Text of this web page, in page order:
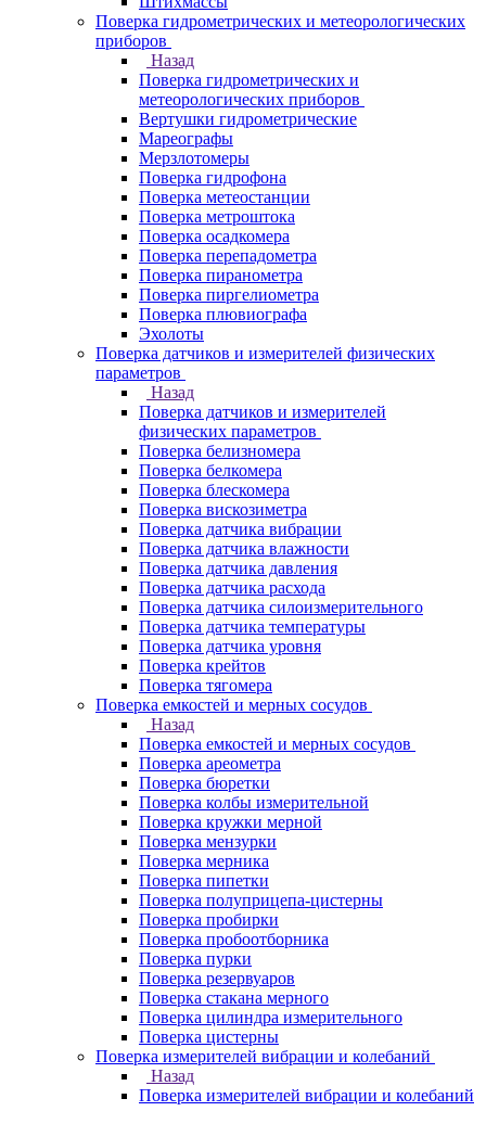
Поверка гидрометрических и метеорологических
приборов
Назад
Поверка гидрометрических и
метеорологических приборов
Вертушки гидрометрические
Мареографы
Мерзлотомеры
Поверка гидрофона
Поверка метеостанции
Поверка метроштока
Поверка осадкомера
Поверка перепадометра
Поверка пиранометра
Поверка пиргелиометра
Поверка плювиографа
Эхолоты
Поверка датчиков и измерителей физических
параметров
Назад
Поверка датчиков и измерителей
физических параметров
Поверка белизномера
Поверка белкомера
Поверка блескомера
Поверка вискозиметра
Поверка датчика вибрации
Поверка датчика влажности
Поверка датчика давления
Поверка датчика расхода
Поверка датчика силоизмерительного
Поверка датчика температуры
Поверка датчика уровня
Поверка крейтов
Поверка тягомера
Поверка емкостей и мерных сосудов
Назад
Поверка емкостей и мерных сосудов
Поверка ареометра
Поверка бюретки
Поверка колбы измерительной
Поверка кружки мерной
Поверка мензурки
Поверка мерника
Поверка пипетки
Поверка полуприцепа-цистерны
Поверка пробирки
Поверка пробоотборника
Поверка пурки
Поверка резервуаров
Поверка стакана мерного
Поверка цилиндра измерительного
Поверка цистерны
Поверка измерителей вибрации и колебаний
Назад
Поверка измерителей вибрации и колебаний